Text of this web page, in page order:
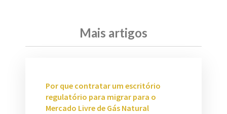
Mais artigos
Por que contratar um escritório
regulatório para migrar para o
Mercado Livre de Gás Natural